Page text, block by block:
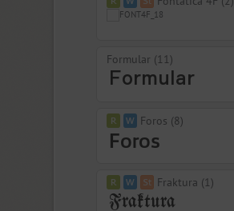
Formular (11)
Foros (8)
Fraktura (1)